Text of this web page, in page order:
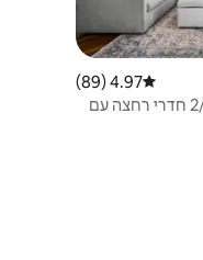
דירוג ממוצע של 4.97 מתוך 5, 89 ביקורות
4.97 (89)
בית מקסים עם 2 חדרי שינה/2 חדרי רחצה עם